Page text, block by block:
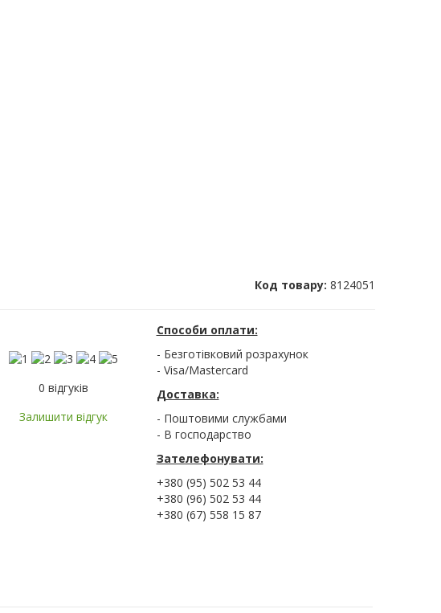
Код товару: 8124051
0 відгуків
Залишити відгук
Способи оплати:
- Безготівковий розрахунок
- Visa/Mastercard
Доставка:
- Поштовими службами
- В господарство
Зателефонувати:
+380 (95) 502 53 44
+380 (96) 502 53 44
+380 (67) 558 15 87